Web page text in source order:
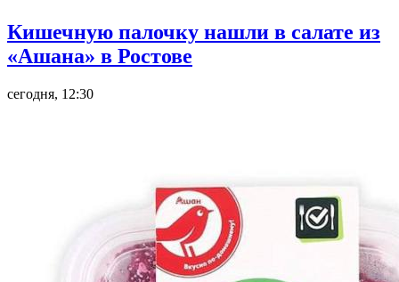
Кишечную палочку нашли в салате из
«Ашана» в Ростове
сегодня, 12:30